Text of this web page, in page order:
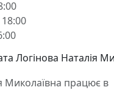
Логінова Наталія
Миколаївна працює в